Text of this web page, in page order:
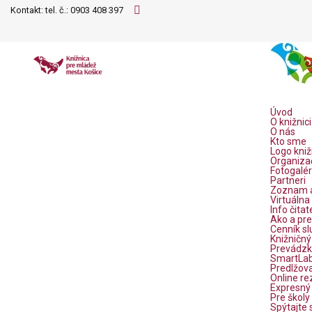
Kontakt: tel. č.: 0903 408 397
Úvod
O knižnici
O nás
Kto sme
Logo
Partneri
Zoznam
Virtuálna
Info
Ako a
Cenník
Online
Pre školy
Spýtajte